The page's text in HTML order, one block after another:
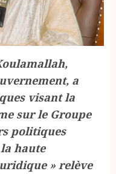
a
visant la
sur le Groupe
politiques
haute
» relève